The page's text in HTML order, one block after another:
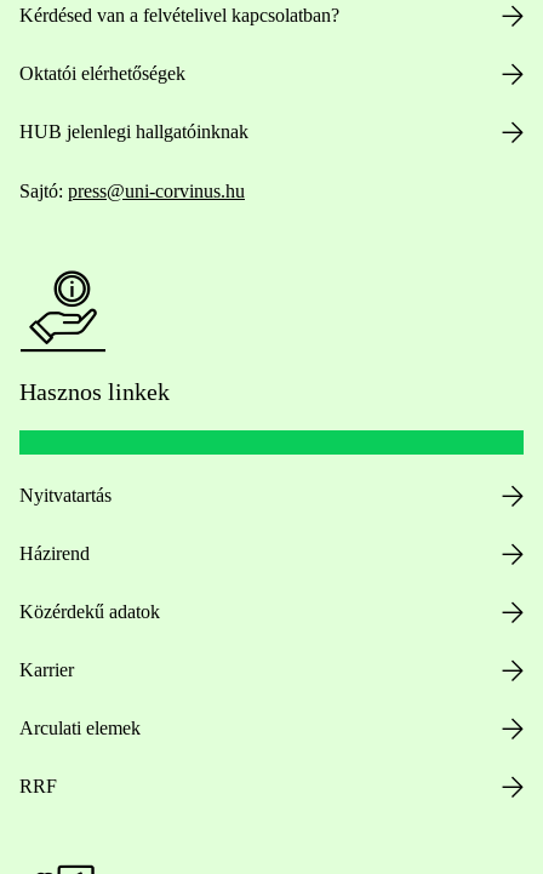
Kérdésed van a felvételivel kapcsolatban?
Oktatói elérhetőségek
HUB jelenlegi hallgatóinknak
Sajtó: press@uni-corvinus.hu
Hasznos linkek
Nyitvatartás
Házirend
Közérdekű adatok
Karrier
Arculati elemek
RRF